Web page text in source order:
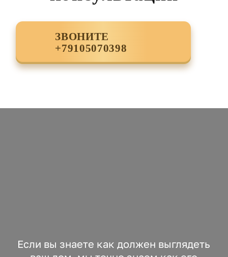
ЗВОНИТЕ
+79105070398
Если вы знаете как должен выглядеть